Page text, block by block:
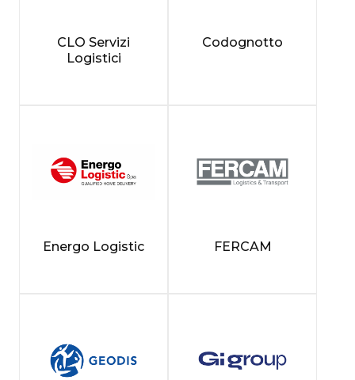
CLO Servizi
Logistici
Codognotto
Energo Logistic FERCAM